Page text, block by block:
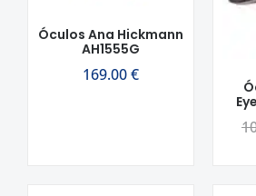
Óculos Ana Hickmann
AH1555G
169.00€